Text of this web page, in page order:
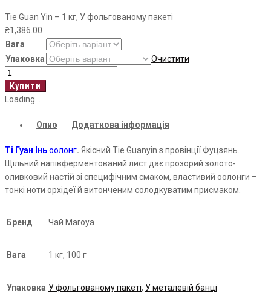
Tie Guan Yin – 1 кг, У фольгованому пакеті
₴1,386.00
Вага
Упаковка
Очистити
Tie
Guan
Yin
Купити
Loading...
Опис Додаткова інформація
Ті Гуан Іньоолонг. Якісний Tie Guanyin з провінціїФуцзянь.
Щільний напівферментований лист дає прозорий золото-
оливковий настій зі специфічним смаком, властивий оолонги –
тонкі ноти орхідеї й витонченим солодкуватим присмаком.
Бренд Чай Maroya
Вага 1 кг, 100 г
Упаковка У фольгованому пакеті, У металевій банці